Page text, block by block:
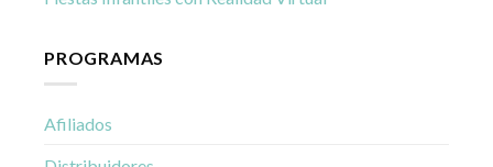
PROGRAMAS
Afiliados